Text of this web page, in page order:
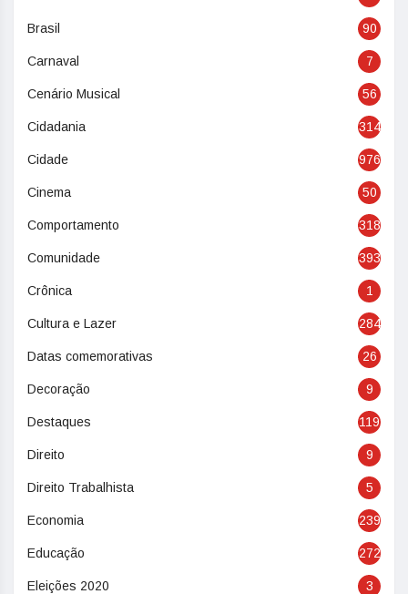
Brasil 90
Carnaval 7
Cenário Musical 56
Cidadania 314
Cidade 976
Cinema 50
Comportamento 318
Comunidade 393
Crônica 1
Cultura e Lazer 284
Datas comemorativas 26
Decoração 9
Destaques 119
Direito 9
Direito Trabalhista 5
Economia 239
Educação 272
Eleições 2020 3